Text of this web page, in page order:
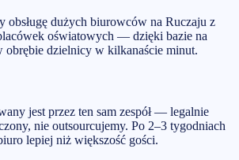
obsługę dużych biurowców na Ruczaju z
oświatowych — dzięki bazie na
obrębie dzielnicy w kilkanaście minut.
jest przez ten sam zespół — legalnie
nie outsourcujemy. Po 2–3 tygodniach
lepiej niż większość gości.